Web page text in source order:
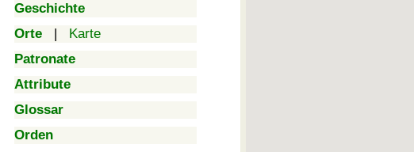
Geschichte
Orte | Karte
Patronate
Attribute
Glossar
Orden